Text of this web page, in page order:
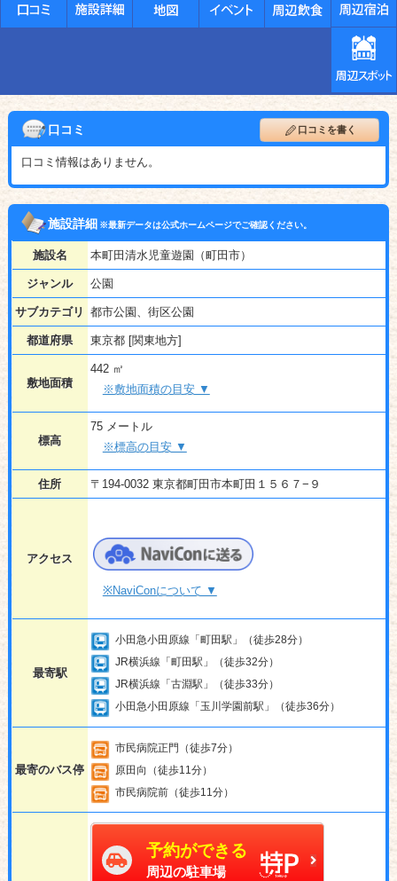
口コミ 口コミを書く
口コミ情報はありません。
施設詳細※最新データは公式ホームページでご確認ください。
施設名 本町田清水児童遊園（町田市）
ジャンル 公園
サブカテゴリ 都市公園、街区公園
都道府県 東京都 [関東地方]
敷地面積
442 ㎡
※敷地面積の目安 ▼
標高
75 メートル
※標高の目安 ▼
住所 〒194-0032 東京都町田市本町田１５６７−９
アクセス
※NaviConについて ▼
最寄駅
小田急小田原線「町田駅」（徒歩28分）
JR横浜線「町田駅」（徒歩32分）
JR横浜線「古淵駅」（徒歩33分）
小田急小田原線「玉川学園前駅」（徒歩36分）
最寄のバス停
市民病院正門（徒歩7分）
原田向（徒歩11分）
市民病院前（徒歩11分）
予約ができる
周辺の駐車場